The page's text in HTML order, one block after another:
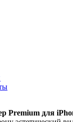
Premium для